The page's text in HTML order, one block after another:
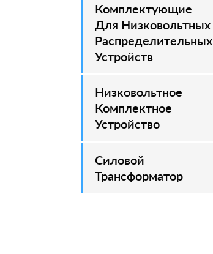
Комплектующие
Для Низковольтных
Распределительных
Устройств
Низковольтное
Комплектное
Устройство
Силовой
Трансформатор
–